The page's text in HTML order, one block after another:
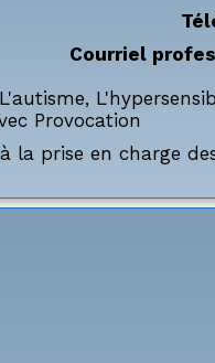
Courriel
L'autisme,
Provocation
la prise en charge